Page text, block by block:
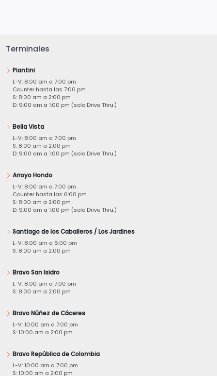
Terminales
Piantini
L-V: 8:00 am a 7:00 pm
Counter hasta las 7:00 pm
S: 8:00 am a 2:00 pm
D: 9:00 am a 1:00 pm (solo Drive Thru.)
Bella Vista
L-V: 8:00 am a 7:00 pm
S: 8:00 am a 2:00 pm
D: 9:00 am a 1:00 pm (solo Drive Thru.)
Arroyo Hondo
L-V: 8:00 am a 7:00 pm
Counter hasta las 6:00 pm
S: 8:00 am a 2:00 pm
D: 9:00 am a 1:00 pm (solo Drive Thru.)
Santiago de los Caballeros / Los Jardines
L-V: 8:00 am a 6:00 pm
S: 8:00 am a 2:00 pm
Bravo San Isidro
L-V: 8:00 am a 7:00 pm
S: 8:00 am a 2:00 pm
Bravo Núñez de Cáceres
L-V: 10:00 am a 7:00 pm
S: 10:00 am a 2:00 pm
Bravo República de Colombia
L-V: 10:00 am a 7:00 pm
S: 10:00 am a 2:00 pm